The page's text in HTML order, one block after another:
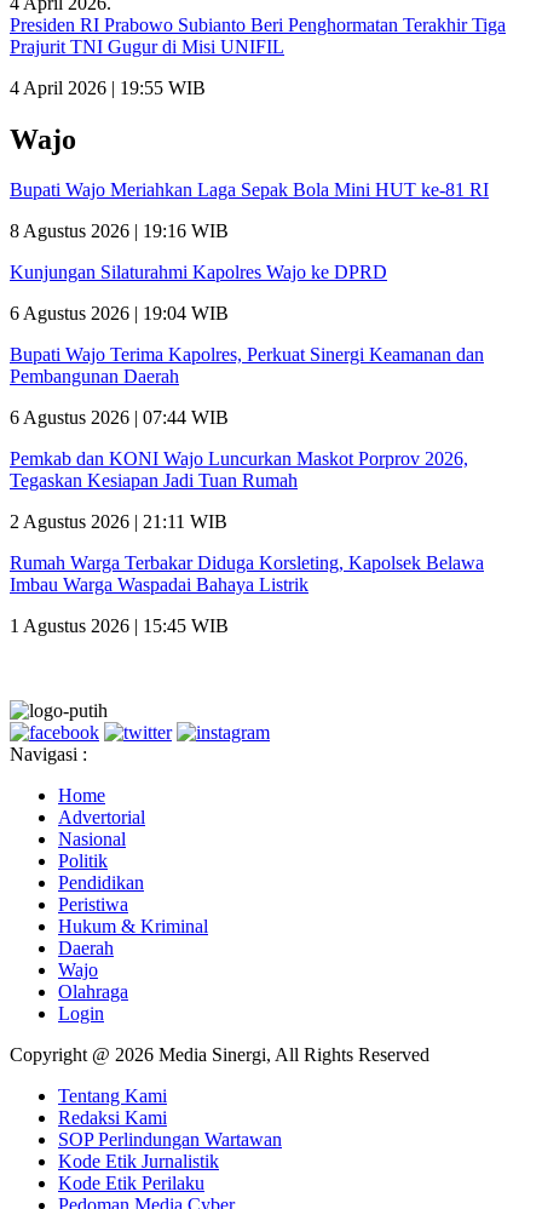
Presiden RI Prabowo Subianto Beri Penghormatan Terakhir Tiga
Prajurit TNI Gugur di Misi UNIFIL
4 April 2026 | 19:55 WIB
Wajo
Bupati Wajo Meriahkan Laga Sepak Bola Mini HUT ke-81 RI
8 Agustus 2026 | 19:16 WIB
Kunjungan Silaturahmi Kapolres Wajo ke DPRD
6 Agustus 2026 | 19:04 WIB
Bupati Wajo Terima Kapolres, Perkuat Sinergi Keamanan dan
Pembangunan Daerah
6 Agustus 2026 | 07:44 WIB
Pemkab dan KONI Wajo Luncurkan Maskot Porprov 2026,
Tegaskan Kesiapan Jadi Tuan Rumah
2 Agustus 2026 | 21:11 WIB
Rumah Warga Terbakar Diduga Korsleting, Kapolsek Belawa
Imbau Warga Waspadai Bahaya Listrik
1 Agustus 2026 | 15:45 WIB
Navigasi :
Home
Advertorial
Nasional
Politik
Pendidikan
Peristiwa
Hukum & Kriminal
Daerah
Wajo
Olahraga
Login
Copyright @ 2026 Media Sinergi, All Rights Reserved
Tentang Kami
Redaksi Kami
SOP Perlindungan Wartawan
Kode Etik Jurnalistik
Kode Etik Perilaku